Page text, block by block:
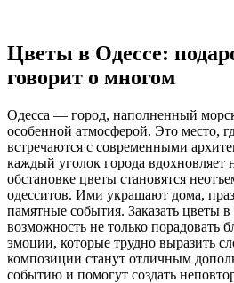
Цветы в Одессе:
говорит о многом
Одесса — город, наполненный
особенной атмосферой. Это место,
встречаются с современными
каждый уголок города вдохновляет
обстановке цветы становятся
одесситов. Ими украшают дома,
памятные события. Заказать цветы
возможность не только порадовать
эмоции, которые трудно выразить
композиции станут отличным
событию и помогут создать